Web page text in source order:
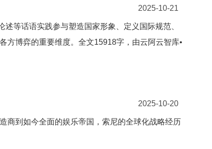
2025-10-21
等话语实践参与塑造国家形象、定义国际规范、
方博弈的重要维度。全文15918字，由云阿云智库•
2025-10-20
商到如今全面的娱乐帝国，索尼的全球化战略经历